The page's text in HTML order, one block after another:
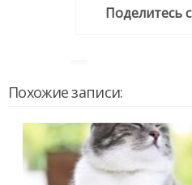
Поделитесь
Похожие записи: